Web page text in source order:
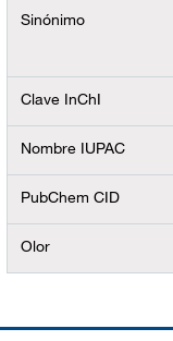
Sinónimo
Clave InChI
Nombre IUPAC
PubChem CID
Olor